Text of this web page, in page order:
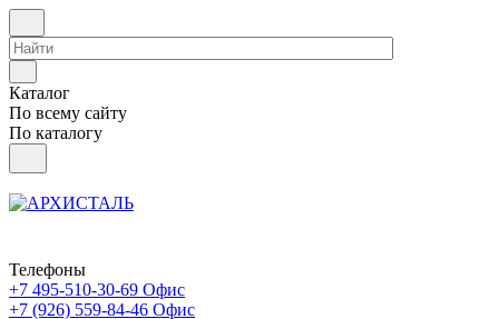
Каталог
По всему сайту
По каталогу
Телефоны
+7 495-510-30-69 Офис
+7 (926) 559-84-46 Офис